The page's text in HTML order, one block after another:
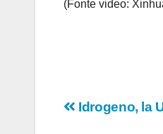
(Fonte video:
Idrogeno, la